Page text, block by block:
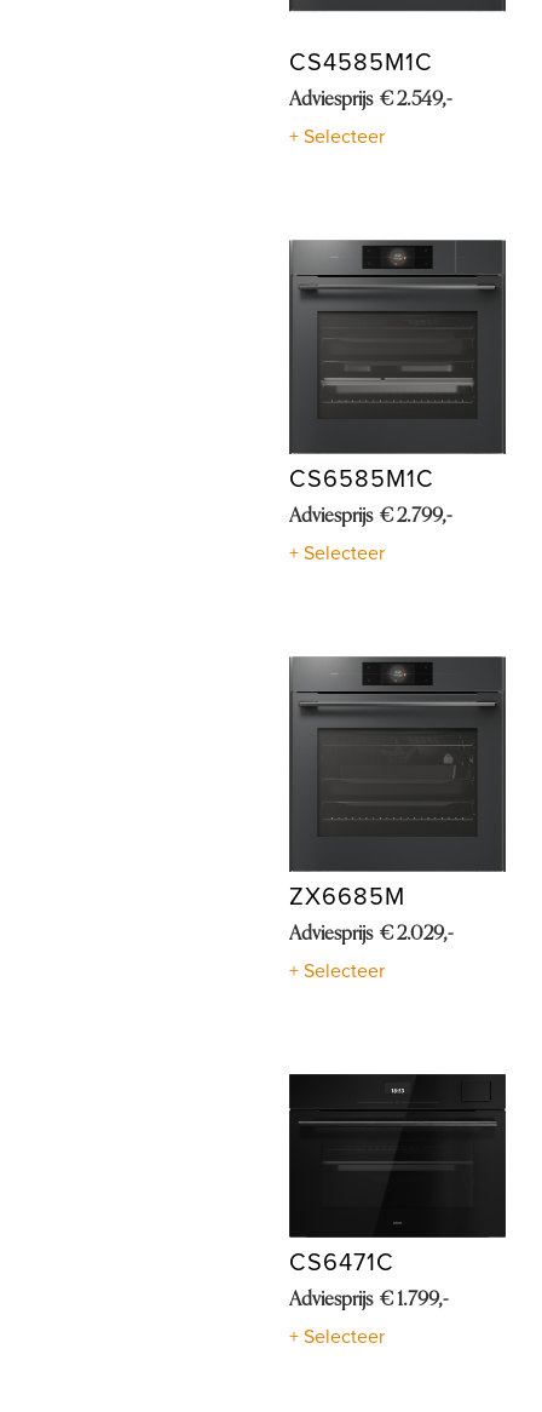
CS4585M1C
Adviesprijs € 2.549,-
+ Selecteer
CS6585M1C
Adviesprijs € 2.799,-
+ Selecteer
ZX6685M
Adviesprijs € 2.029,-
+ Selecteer
CS6471C
Adviesprijs € 1.799,-
+ Selecteer